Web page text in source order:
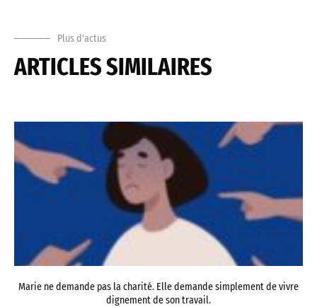
Plus d'actus
ARTICLES SIMILAIRES
Marie ne demande pas la charité. Elle demande simplement de vivre
dignement de son travail.